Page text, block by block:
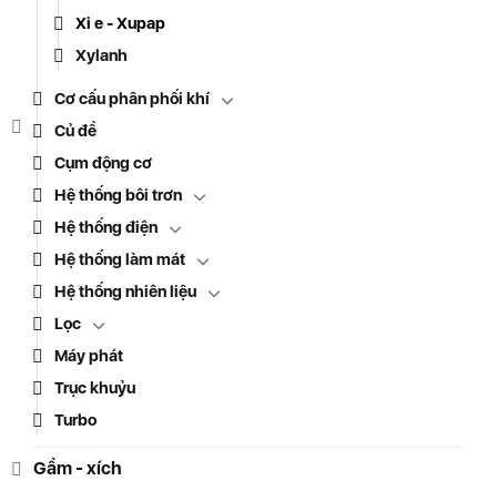
Xi e - Xupap
Xylanh
Cơ cấu phân phối khí
Củ đề
Cụm động cơ
Hệ thống bôi trơn
Hệ thống điện
Hệ thống làm mát
Hệ thống nhiên liệu
Lọc
Máy phát
Trục khuỷu
Turbo
Gầm - xích